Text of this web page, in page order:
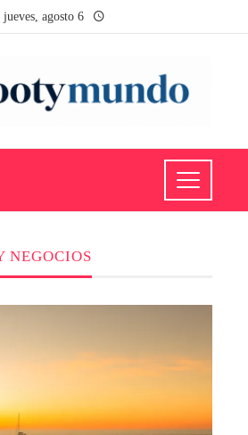
jueves, agosto 6
NEGOCIOS